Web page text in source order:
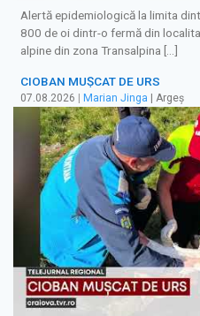
Alertă epidemiologică la limita
800 de oi dintr-o fermă din
alpine din zona Transalpina […]
CIOBAN MUȘCAT DE URS
07.08.2026 | Marian Jinga | Argeș